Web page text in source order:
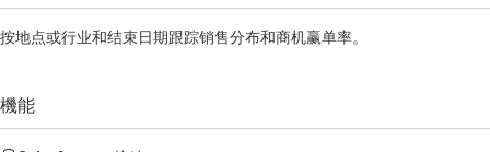
按地点或行业和结束日期跟踪销售分布和商机赢单率。
機能